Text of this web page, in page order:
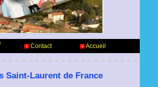
Contact Accueil
Saint-Laurent de France